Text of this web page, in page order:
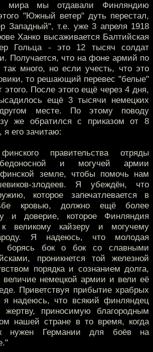
мира мы отдавали Финляндию
"Южный ветер" дуть перестал,
Западный", т.е. уже 3 апреля 1918
Ханко высаживается Балтийская
Гольца - это 12 тысяч солдат
Получается, что на фоне армий по
много, но если учесть, что это
то решающий перевес "белые"
этого. После этого ещё через 4 дня,
ещё 3 тысячи немецких
месте. По этому поводу
же обратился с приказом от 8
я его зачитаю:
правительства отряды
и могучей армии
земле, чтобы помочь нам
злодеев. Я убеждён, что
которое запечатлевается в
кровью, должно ещё более
и доверие, которое Финляндия
великому кайзеру и могучему
Я надеюсь, что молодая
борясь бок о бок со славными
проникнется той железной
порядка и сознанием долга,
величие немецкой армии и вели её
Приветствуя прибытие храбрых
я надеюсь, что всякий финляндец
жертву, приносимую благородным
нашей стране в то время, когда
нужен Германии для боёв на